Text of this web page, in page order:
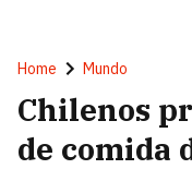
Home Mundo
Chilenos
de comida